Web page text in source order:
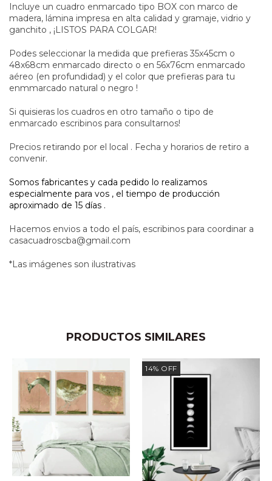
Incluye un cuadro enmarcado tipo BOX con marco de
madera, lámina impresa en alta calidad y gramaje, vidrio y
ganchito , ¡LISTOS PARA COLGAR!
Podes seleccionar la medida que prefieras 35x45cm o
48x68cm enmarcado directo o en 56x76cm enmarcado
aéreo (en profundidad) y el color que prefieras para tu
enmmarcado natural o negro !
Si quisieras los cuadros en otro tamaño o tipo de
enmarcado escribinos para consultarnos!
Precios retirando por el local . Fecha y horarios de retiro a
convenir.
Somos fabricantes y cada pedido lo realizamos
especialmente para vos , el tiempo de producción
aproximado de 15 días .
Hacemos envios a todo el país, escribinos para coordinar a
casacuadroscba@gmail.com
*Las imágenes son ilustrativas
PRODUCTOS SIMILARES
14% OFF